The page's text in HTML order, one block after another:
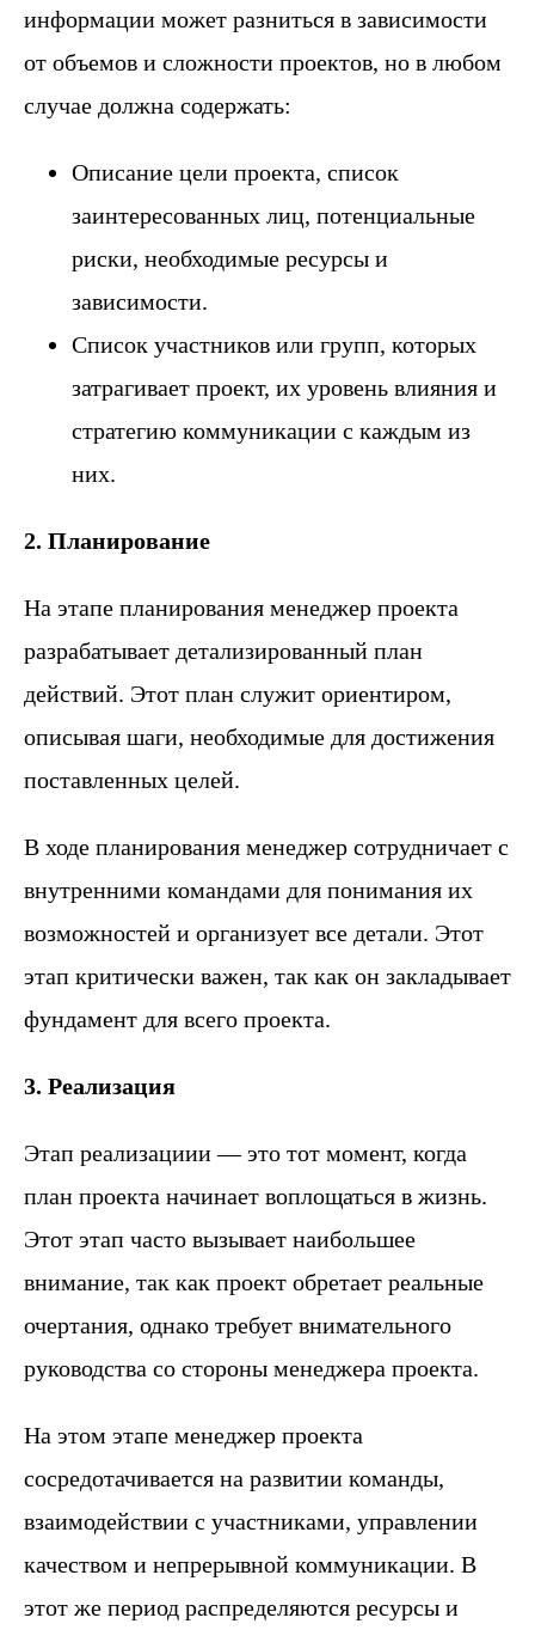
информации может разниться в зависимости
от объемов и сложности проектов, но в любом
случае должна содержать:
Описание цели проекта, список
заинтересованных лиц, потенциальные
риски, необходимые ресурсы и
зависимости.
Список участников или групп, которых
затрагивает проект, их уровень влияния и
стратегию коммуникации с каждым из
них.
2. Планирование
На этапе планирования менеджер проекта
разрабатывает детализированный план
действий. Этот план служит ориентиром,
описывая шаги, необходимые для достижения
поставленных целей.
В ходе планирования менеджер сотрудничает с
внутренними командами для понимания их
возможностей и организует все детали. Этот
этап критически важен, так как он закладывает
фундамент для всего проекта.
3. Реализация
Этап реализациии — это тот момент, когда
план проекта начинает воплощаться в жизнь.
Этот этап часто вызывает наибольшее
внимание, так как проект обретает реальные
очертания, однако требует внимательного
руководства со стороны менеджера проекта.
На этом этапе менеджер проекта
сосредотачивается на развитии команды,
взаимодействии с участниками, управлении
качеством и непрерывной коммуникации. В
этот же период распределяются ресурсы и